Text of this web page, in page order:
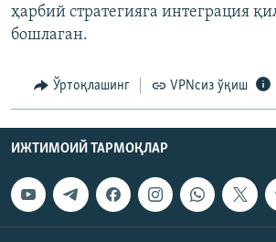
ҳарбий стратегияга интеграция
бошлаган.
Ўртоқлашинг VPNсиз ўқиш
ИЖТИМОИЙ ТАРМОҚЛАР